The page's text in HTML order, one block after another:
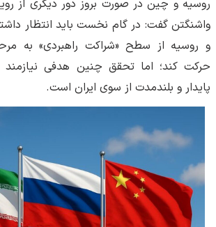
روسیه و چین در صورت بروز دور دیگری از
واشنگتن گفت: در گام نخست باید انتظار
و روسیه از سطح «شراکت راهبردی» به
حرکت کند؛ اما تحقق چنین هدفی
پایدار و بلندمدت از سوی ایران است.